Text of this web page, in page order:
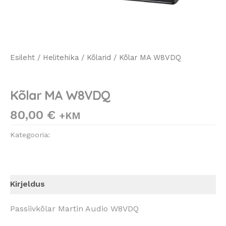
Esileht / Helitehika / Kõlarid / Kõlar MA W8VDQ
Kõlar MA W8VDQ
80,00 € +KM
Kategooria:
Kirjeldus
Passiivkõlar Martin Audio W8VDQ